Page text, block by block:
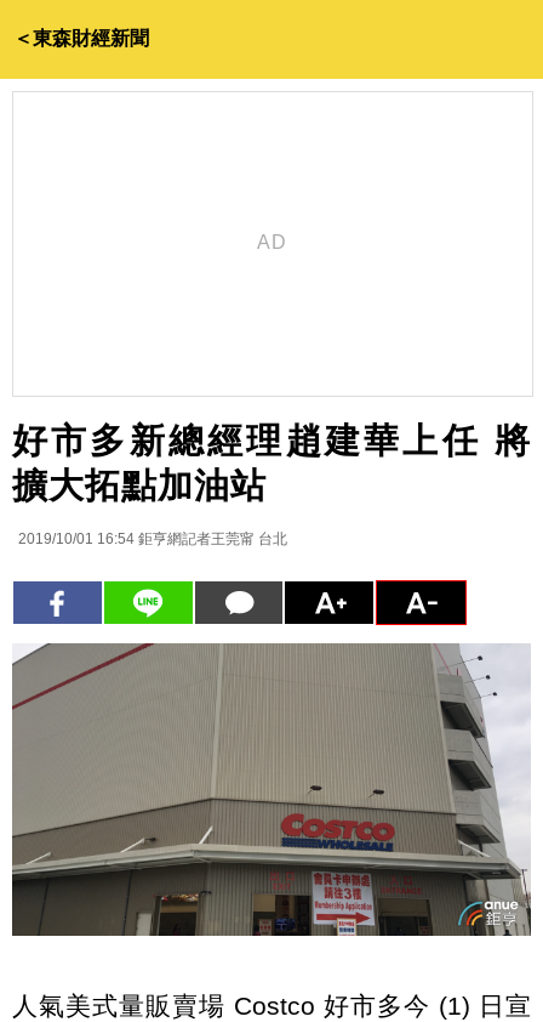
＜東森財經新聞
好市多新總經理趙建華上任 將
擴大拓點加油站
2019/10/01 16:54 鉅亨網記者王莞甯 台北
人氣美式量販賣場 Costco 好市多今 (1) 日宣